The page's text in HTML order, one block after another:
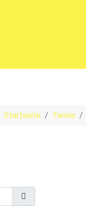
Startseite Tennis